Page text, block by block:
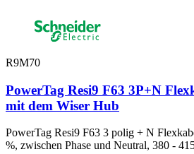
R9M70
PowerTag Resi9 F63 3P+N
mit dem Wiser Hub
PowerTag Resi9 F63 3 polig + N
%, zwischen Phase und Neutral, 380 -